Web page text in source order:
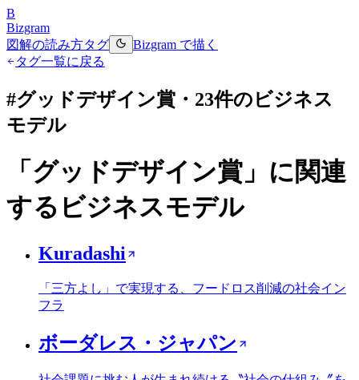
B
Bizgram
図解の読み方タグ
Bizgram で描く
タグ一覧に戻る
#グッドデザイン賞 ・ 23件のビジネス
モデル
「 グッドデザイン賞 」に関連
するビジネスモデル
Kuradashi
「三方よし」で実現する、フードロス削減の社会イン
フラ
ボーダレス・ジャパン